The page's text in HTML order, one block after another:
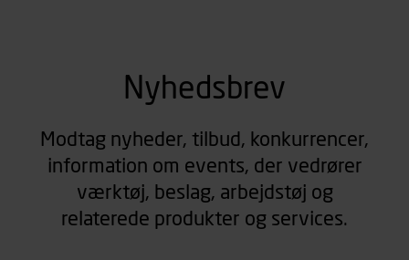
Nyhedsbrev
Modtag nyheder, tilbud, konkurrencer,
information om events, der vedrører
værktøj, beslag, arbejdstøj og
relaterede produkter og services.